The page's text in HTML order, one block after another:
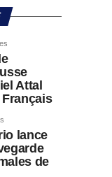
Attal
lance
de